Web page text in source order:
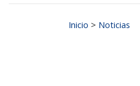
Inicio > Noticias